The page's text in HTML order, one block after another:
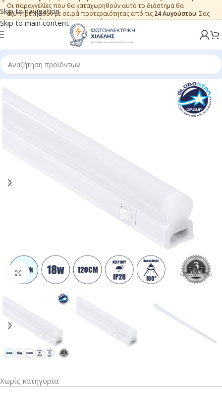
Skip to navigation
Skip to main content
Οι παραγγελίες που θα καταχωρηθούν αυτό το διάστημα θα
εξυπηρετηθούν με σειρά προτεραιότητας από τις 24 Αυγούστου. Σας
ευχαριστούμε για την εμπιστοσύνη.
Κλικ για μεγέθυνση
Χωρίς κατηγορία